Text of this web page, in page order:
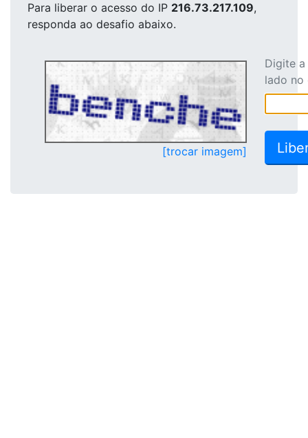
Para liberar o acesso do IP 216.73.217.109,
responda ao desafio abaixo.
[trocar imagem]
Digite
lado no